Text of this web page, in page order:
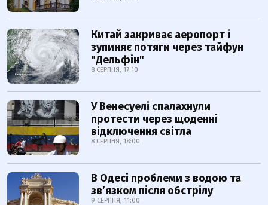
Китай закриває аеропорт і
зупиняє потяги через тайфун
"Дельфін"
8 СЕРПНЯ, 17:10
У Венесуелі спалахнули
протести через щоденні
відключення світла
8 СЕРПНЯ, 18:00
В Одесі проблеми з водою та
звʼязком після обстрілу
9 СЕРПНЯ, 11:00